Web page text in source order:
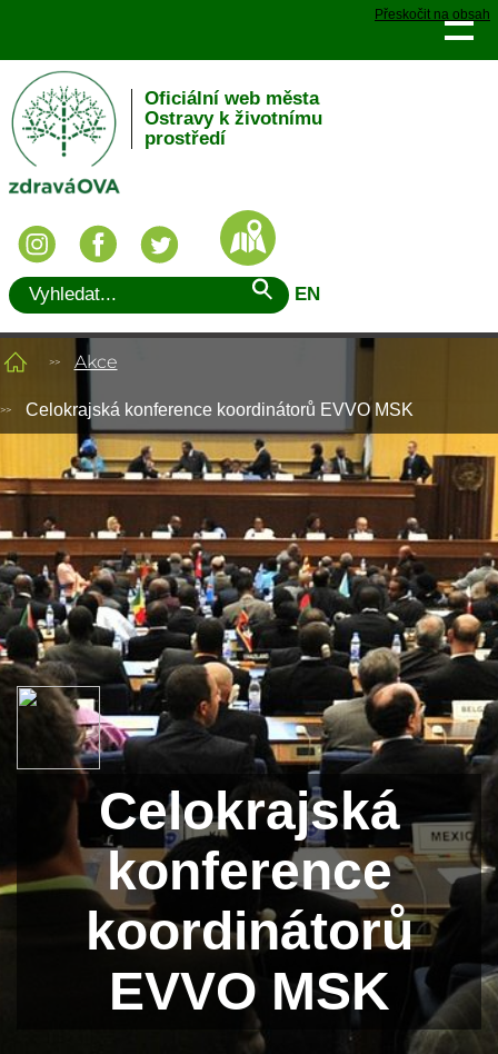
Přeskočit na obsah
Oficiální web města
Ostravy k životnímu
prostředí
EN
Akce
Celokrajská konference koordinátorů EVVO MSK
Celokrajská
konference
koordinátorů
EVVO MSK